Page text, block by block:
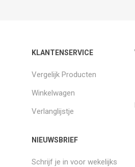
KLANTENSERVICE
Vergelijk Producten
Winkelwagen
Verlanglijstje
NIEUWSBRIEF
Schrijf je in voor wekelijks